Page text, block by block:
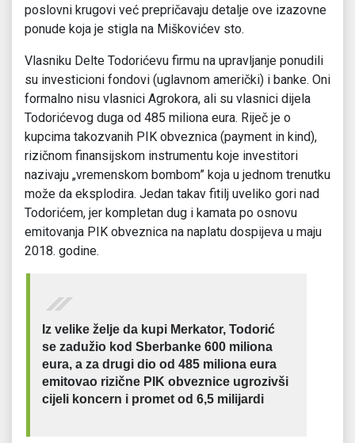
poslovni krugovi već prepričavaju detalje ove izazovne
ponude koja je stigla na Miškovićev sto.
Vlasniku Delte Todorićevu firmu na upravljanje ponudili
su investicioni fondovi (uglavnom američki) i banke. Oni
formalno nisu vlasnici Agrokora, ali su vlasnici dijela
Todorićevog duga od 485 miliona eura. Riječ je o
kupcima takozvanih PIK obveznica (payment in kind),
rizičnom finansijskom instrumentu koje investitori
nazivaju „vremenskom bombom” koja u jednom trenutku
može da eksplodira. Jedan takav fitilj uveliko gori nad
Todorićem, jer kompletan dug i kamata po osnovu
emitovanja PIK obveznica na naplatu dospijeva u maju
2018. godine.
Iz velike želje da kupi Merkator, Todorić
se zadužio kod Sberbanke 600 miliona
eura, a za drugi dio od 485 miliona eura
emitovao rizične PIK obveznice ugrozivši
cijeli koncern i promet od 6,5 milijardi